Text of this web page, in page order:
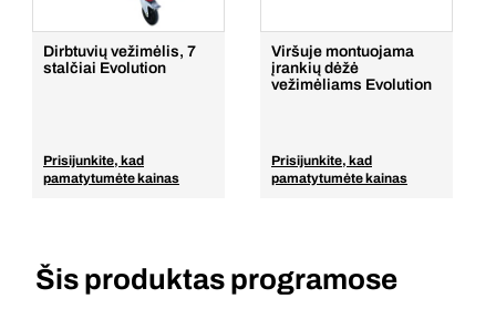
Dirbtuvių vežimėlis, 7
stalčiai Evolution
Prisijunkite, kad
pamatytumėte kainas
Viršuje montuojama
įrankių dėžė
vežimėliams Evolution
Prisijunkite, kad
pamatytumėte kainas
Šis produktas programose